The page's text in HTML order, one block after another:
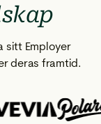
sitt Employer
deras framtid.